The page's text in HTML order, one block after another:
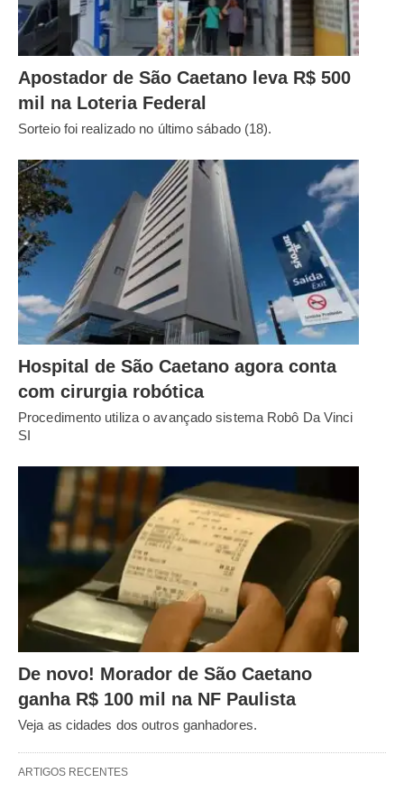
Apostador de São Caetano leva R$ 500
mil na Loteria Federal
Sorteio foi realizado no último sábado (18).
Hospital de São Caetano agora conta
com cirurgia robótica
Procedimento utiliza o avançado sistema Robô Da Vinci
SI
De novo! Morador de São Caetano
ganha R$ 100 mil na NF Paulista
Veja as cidades dos outros ganhadores.
ARTIGOS RECENTES